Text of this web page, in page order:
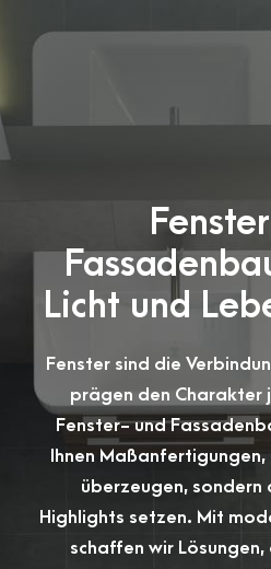
Licht und
Fenster sind die
prägen den Charakter
Fenster- und
Ihnen
überzeugen, sondern
Highlights setzen. Mit
schaffen wir